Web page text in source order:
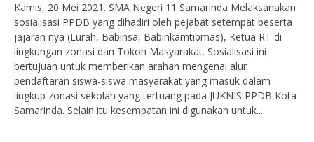
Kamis, 20 Mei 2021. SMA Negeri 11 Samarinda Melaksanakan
sosialisasi PPDB yang dihadiri oleh pejabat setempat beserta
jajaran nya (Lurah, Babinsa, Babinkamtibmas), Ketua RT di
lingkungan zonasi dan Tokoh Masyarakat. Sosialisasi ini
bertujuan untuk memberikan arahan mengenai alur
pendaftaran siswa-siswa masyarakat yang masuk dalam
lingkup zonasi sekolah yang tertuang pada JUKNIS PPDB Kota
Samarinda. Selain itu kesempatan ini digunakan untuk...